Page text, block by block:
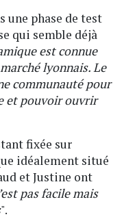
une phase de test
qui semble déjà
est connue
lyonnais. Le
communauté pour
et pouvoir ouvrir
fixée sur
idéalement situé
et Justine ont
pas facile mais
".